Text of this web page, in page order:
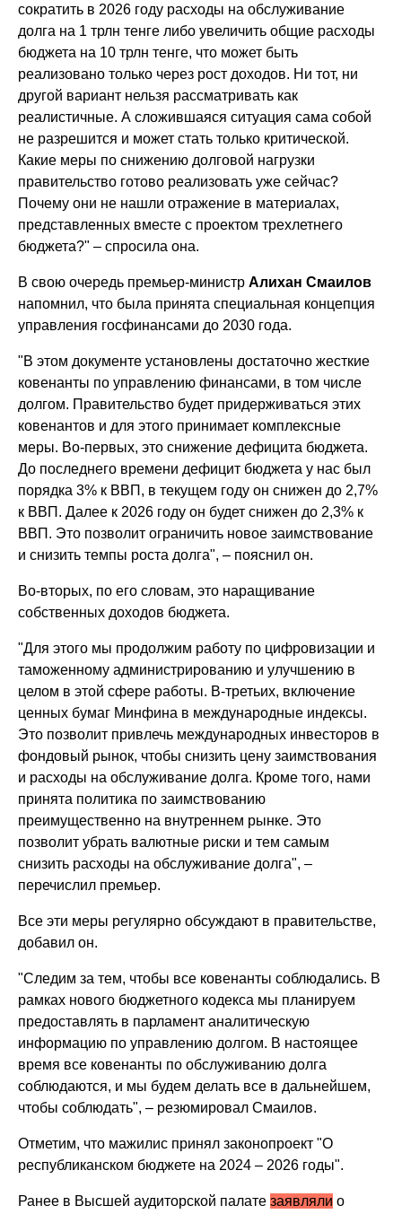
сократить в 2026 году расходы на обслуживание
долга на 1 трлн тенге либо увеличить общие расходы
бюджета на 10 трлн тенге, что может быть
реализовано только через рост доходов. Ни тот, ни
другой вариант нельзя рассматривать как
реалистичные. А сложившаяся ситуация сама собой
не разрешится и может стать только критической.
Какие меры по снижению долговой нагрузки
правительство готово реализовать уже сейчас?
Почему они не нашли отражение в материалах,
представленных вместе с проектом трехлетнего
бюджета?" – спросила она.
В свою очередь премьер-министрАлихан Смаилов
напомнил, что была принята специальная концепция
управления госфинансами до 2030 года.
"В этом документе установлены достаточно жесткие
ковенанты по управлению финансами, в том числе
долгом. Правительство будет придерживаться этих
ковенантов и для этого принимает комплексные
меры. Во-первых, это снижение дефицита бюджета.
До последнего времени дефицит бюджета у нас был
порядка 3% к ВВП, в текущем году он снижен до 2,7%
к ВВП. Далее к 2026 году он будет снижен до 2,3% к
ВВП. Это позволит ограничить новое заимствование
и снизить темпы роста долга", – пояснил он.
Во-вторых, по его словам, это наращивание
собственных доходов бюджета.
"Для этого мы продолжим работу по цифровизации и
таможенному администрированию и улучшению в
целом в этой сфере работы. В-третьих, включение
ценных бумаг Минфина в международные индексы.
Это позволит привлечь международных инвесторов в
фондовый рынок, чтобы снизить цену заимствования
и расходы на обслуживание долга. Кроме того, нами
принята политика по заимствованию
преимущественно на внутреннем рынке. Это
позволит убрать валютные риски и тем самым
снизить расходы на обслуживание долга", –
перечислил премьер.
Все эти меры регулярно обсуждают в правительстве,
добавил он.
"Следим за тем, чтобы все ковенанты соблюдались. В
рамках нового бюджетного кодекса мы планируем
предоставлять в парламент аналитическую
информацию по управлению долгом. В настоящее
время все ковенанты по обслуживанию долга
соблюдаются, и мы будем делать все в дальнейшем,
чтобы соблюдать", – резюмировал Смаилов.
Отметим, что мажилис принял законопроект "О
республиканском бюджете на 2024 – 2026 годы".
Ранее в Высшей аудиторской палатезаявляли о